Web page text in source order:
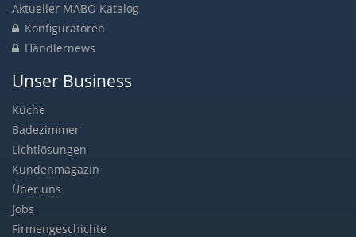
Aktueller MABO Katalog
Konfiguratoren
Händlernews
Unser Business
Küche
Badezimmer
Lichtlösungen
Kundenmagazin
Über uns
Jobs
Firmengeschichte